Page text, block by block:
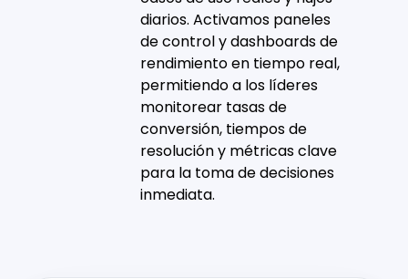
diarios. Activamos paneles
de control y dashboards de
rendimiento en tiempo real,
permitiendo a los líderes
monitorear tasas de
conversión, tiempos de
resolución y métricas clave
para la toma de decisiones
inmediata.